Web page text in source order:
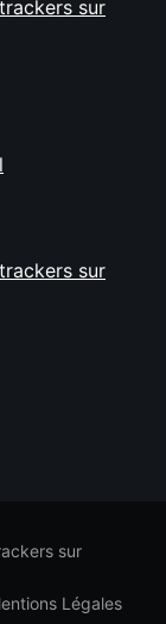
sur
sur
sur
Légales